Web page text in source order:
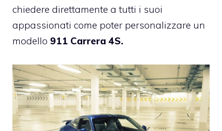
chiedere direttamente a tutti i suoi
appassionati come poter personalizzare un
modello 911 Carrera 4S.